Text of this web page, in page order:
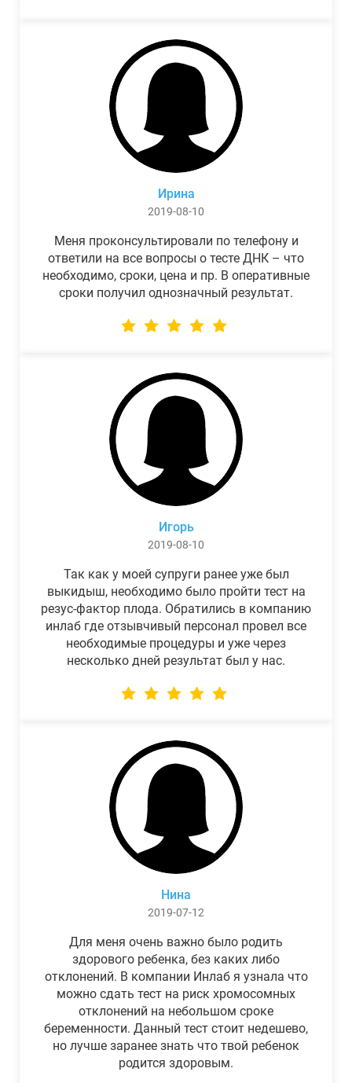
Ирина
2019-08-10
Меня проконсультировали по телефону и
ответили на все вопросы о тесте ДНК – что
необходимо, сроки, цена и пр. В оперативные
сроки получил однозначный результат.
Игорь
2019-08-10
Так как у моей супруги ранее уже был
выкидыш, необходимо было пройти тест на
резус-фактор плода. Обратились в компанию
инлаб где отзывчивый персонал провел все
необходимые процедуры и уже через
несколько дней результат был у нас.
Нина
2019-07-12
Для меня очень важно было родить
здорового ребенка, без каких либо
отклонений. В компании Инлаб я узнала что
можно сдать тест на риск хромосомных
отклонений на небольшом сроке
беременности. Данный тест стоит недешево,
но лучше заранее знать что твой ребенок
родится здоровым.